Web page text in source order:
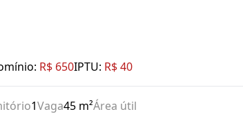
R$ 650IPTU: R$ 40
1Vaga45 m²Área útil